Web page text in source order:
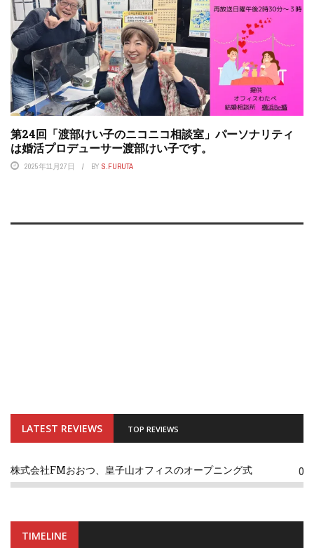
第24回「渡部けい子のニコニコ相談室」パーソナリティ
は婚活プロデューサー渡部けい子です。
2025年11月27日 BY S.FURUTA
LATEST REVIEWS TOP REVIEWS
株式会社FMおおつ、皇子山オフィスのオープニング式 0
TIMELINE